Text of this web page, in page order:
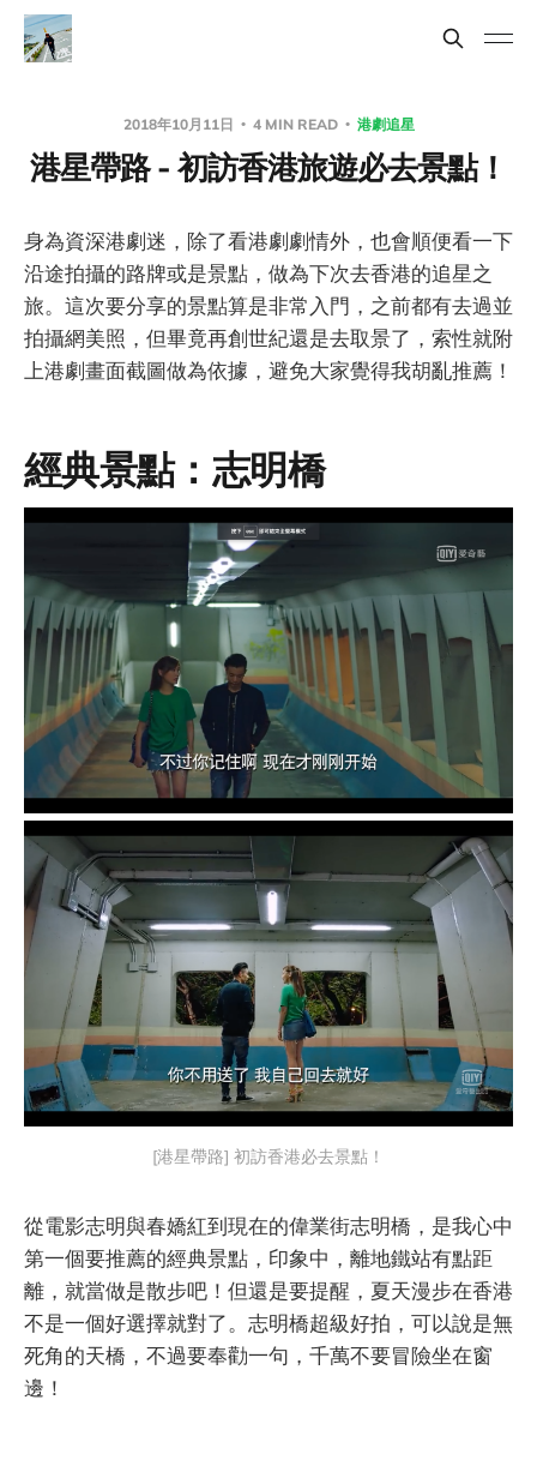
2018年10月11日 4 MIN READ 港劇追星
港星帶路 - 初訪香港旅遊必去景點！
身為資深港劇迷，除了看港劇劇情外，也會順便看一下
沿途拍攝的路牌或是景點，做為下次去香港的追星之
旅。這次要分享的景點算是非常入門，之前都有去過並
拍攝網美照，但畢竟再創世紀還是去取景了，索性就附
上港劇畫面截圖做為依據，避免大家覺得我胡亂推薦！
經典景點：志明橋
[港星帶路] 初訪香港必去景點！
從電影志明與春嬌紅到現在的偉業街志明橋，是我心中
第一個要推薦的經典景點，印象中，離地鐵站有點距
離，就當做是散步吧！但還是要提醒，夏天漫步在香港
不是一個好選擇就對了。志明橋超級好拍，可以說是無
死角的天橋，不過要奉勸一句，千萬不要冒險坐在窗
邊！